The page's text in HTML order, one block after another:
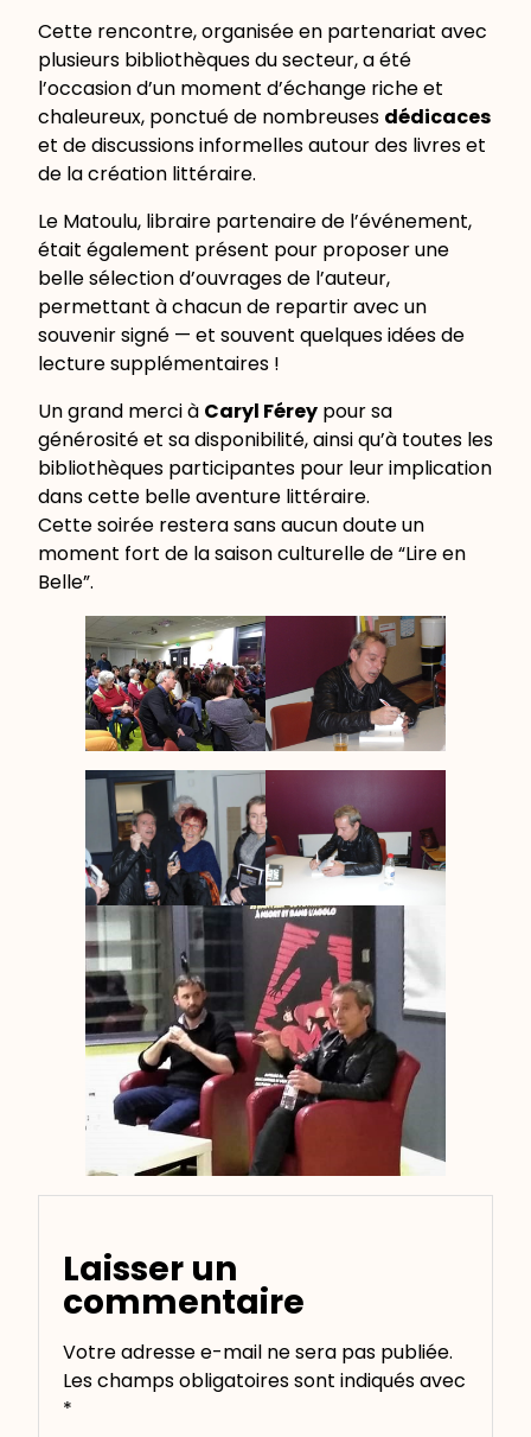
Cette rencontre, organisée en partenariat avec
plusieurs bibliothèques du secteur, a été
l’occasion d’un moment d’échange riche et
chaleureux, ponctué de nombreuses dédicaces
et de discussions informelles autour des livres et
de la création littéraire.
Le Matoulu, libraire partenaire de l’événement,
était également présent pour proposer une
belle sélection d’ouvrages de l’auteur,
permettant à chacun de repartir avec un
souvenir signé — et souvent quelques idées de
lecture supplémentaires !
Un grand merci à Caryl Férey pour sa
générosité et sa disponibilité, ainsi qu’à toutes les
bibliothèques participantes pour leur implication
dans cette belle aventure littéraire.
Cette soirée restera sans aucun doute un
moment fort de la saison culturelle de “Lire en
Belle”.
Laisser un
commentaire
Votre adresse e-mail ne sera pas publiée.
Les champs obligatoires sont indiqués avec
*